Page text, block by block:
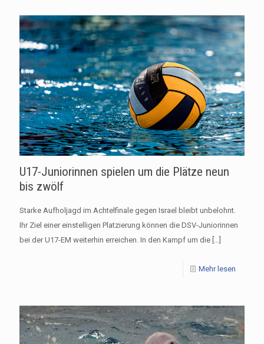
U17-Juniorinnen spielen um die Plätze neun
bis zwölf
Starke Aufholjagd im Achtelfinale gegen Israel bleibt unbelohnt.
Ihr Ziel einer einstelligen Platzierung können die DSV-Juniorinnen
bei der U17-EM weiterhin erreichen. In den Kampf um die […]
Mehr lesen